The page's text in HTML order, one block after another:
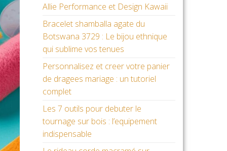
Allie Performance et Design Kawaii
Bracelet shamballa agate du
Botswana 3729 : Le bijou ethnique
qui sublime vos tenues
Personnalisez et creer votre panier
de dragees mariage : un tutoriel
complet
Les 7 outils pour debuter le
tournage sur bois : l’equipement
indispensable